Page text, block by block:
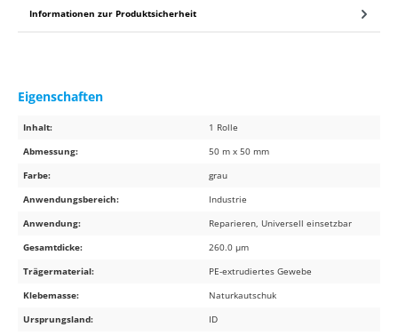
Informationen zur Produktsicherheit
Eigenschaften
Inhalt:
1 Rolle
Abmessung:
50 m x 50 mm
Farbe:
grau
Anwendungsbereich:
Industrie
Anwendung:
Reparieren, Universell einsetzbar
Gesamtdicke:
260.0 µm
Trägermaterial:
PE-extrudiertes Gewebe
Klebemasse:
Naturkautschuk
Ursprungsland:
ID